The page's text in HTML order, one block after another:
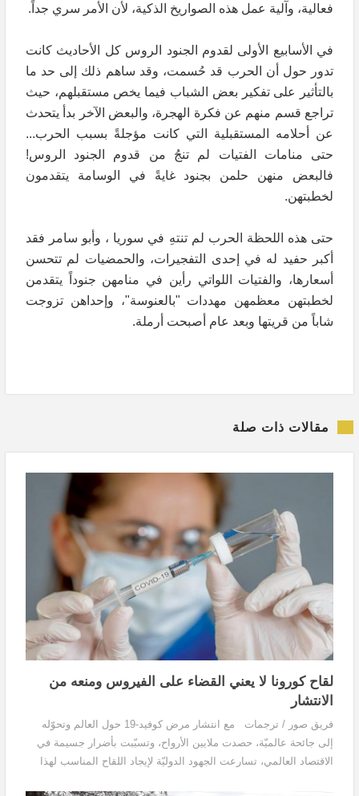
فعالية، وآلية عمل هذه الصواريخ الذكية، لأن الأمر سري جداً.
في الأسابيع الأولى لقدوم الجنود الروس كل الأحاديث كانت
تدور حول أن الحرب قد حُسمت، وقد ساهم ذلك إلى حد ما
بالتأثير على تفكير بعض الشباب فيما يخص مستقبلهم، حيث
تراجع قسم منهم عن فكرة الهجرة، والبعض الآخر بدأ يتحدث
عن أحلامه المستقبلية التي كانت مؤجلةً بسبب الحرب...
حتى منامات الفتيات لم تنجُ من قدوم الجنود الروس!
فالبعض منهن حلمن بجنود غايةً في الوسامة يتقدمون
لخطبتهن.
حتى هذه اللحظة الحرب لم تنتهِ في سوريا ، وأبو سامر فقد
أكبر حفيد له في إحدى التفجيرات، والحمضيات لم تتحسن
أسعارها، والفتيات اللواتي رأين في منامهن جنوداً يتقدمن
لخطبتهن معظمهن مهددات "بالعنوسة"، وإحداهن تزوجت
شاباً من قريتها وبعد عام أصبحت أرملة.
مقالات ذات صلة
لقاح كورونا لا يعني القضاء على الفيروس ومنعه من
الانتشار
فريق صور / ترجمات مع انتشار مرض كوفيد-19 حول العالم وتحوّله
إلى جائحة عالميّة، حصدت ملايين الأرواح، وتسبّبت بأضرار جسيمة في
الاقتصاد العالمي، تسارعت الجهود الدوليّة لإيجاد اللقاح المناسب لهذا